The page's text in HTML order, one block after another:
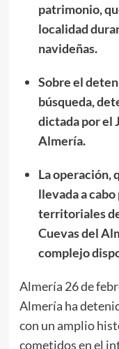
patrimonio,
localidad
navideñas.
Sobre el
búsqueda,
dictada por el
Almería.
La operación,
llevada a
territoriales
Cuevas del
complejo
Almería 26 de
Almería ha
con un amplio
cometidos en el